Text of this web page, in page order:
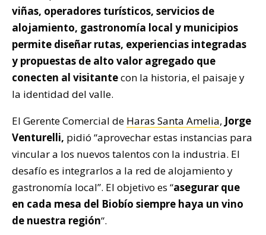
viñas, operadores turísticos, servicios de
alojamiento, gastronomía local y municipios
permite diseñar rutas, experiencias integradas
y propuestas de alto valor agregado que
conecten al visitantecon la historia, el paisaje y
la identidad del valle.
El Gerente Comercial de Haras Santa Amelia, Jorge
Venturelli, pidió “aprovechar estas instancias para
vincular a los nuevos talentos con la industria. El
desafío es integrarlos a la red de alojamiento y
gastronomía local”. El objetivo es “asegurar que
en cada mesa del Biobío siempre haya un vino
de nuestra región“.